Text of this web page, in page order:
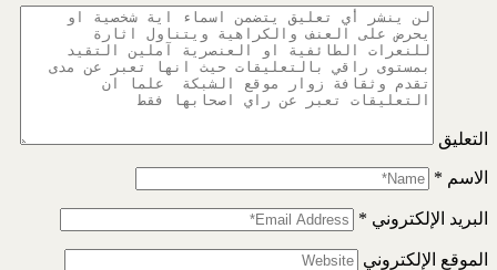
التعليق
الاسم *
البريد الإلكتروني *
الموقع الإلكتروني